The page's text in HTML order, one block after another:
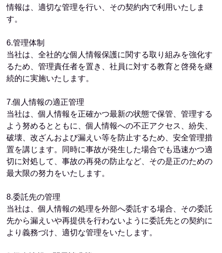
情報は、適切な管理を行い、その契約内で利用いたしま
す。
6.管理体制
当社は、全社的な個人情報保護に関する取り組みを強化す
るため、管理責任者を置き、社員に対する教育と啓発を継
続的に実施いたします。
7.個人情報の適正管理
当社は、個人情報を正確かつ最新の状態で保管、管理する
よう努めるとともに、個人情報への不正アクセス、紛失、
破壊、改ざんおよび漏えい等を防止するため、安全管理措
置を講じます。同時に事故が発生した場合でも迅速かつ適
切に対処して、事故の再発の防止など、その是正のための
最大限の努力をいたします。
8.委託先の管理
当社は、個人情報の処理を外部へ委託する場合、その委託
先から漏えいや再提供を行わないように委託先との契約に
より義務づけ、適切な管理をいたします。